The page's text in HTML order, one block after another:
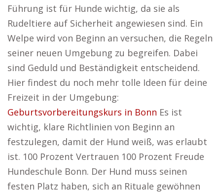
Führung ist für Hunde wichtig, da sie als
Rudeltiere auf Sicherheit angewiesen sind. Ein
Welpe wird von Beginn an versuchen, die Regeln
seiner neuen Umgebung zu begreifen. Dabei
sind Geduld und Beständigkeit entscheidend.
Hier findest du noch mehr tolle Ideen für deine
Freizeit in der Umgebung:
Geburtsvorbereitungskurs in Bonn Es ist
wichtig, klare Richtlinien von Beginn an
festzulegen, damit der Hund weiß, was erlaubt
ist. 100 Prozent Vertrauen 100 Prozent Freude
Hundeschule Bonn. Der Hund muss seinen
festen Platz haben, sich an Rituale gewöhnen